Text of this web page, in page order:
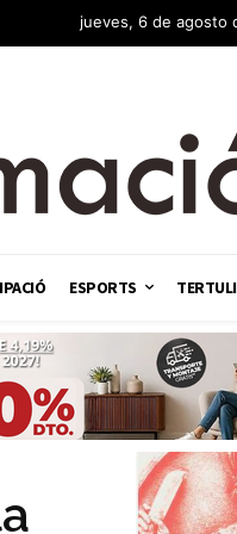
jueves, 6 de agosto
ESPORTS